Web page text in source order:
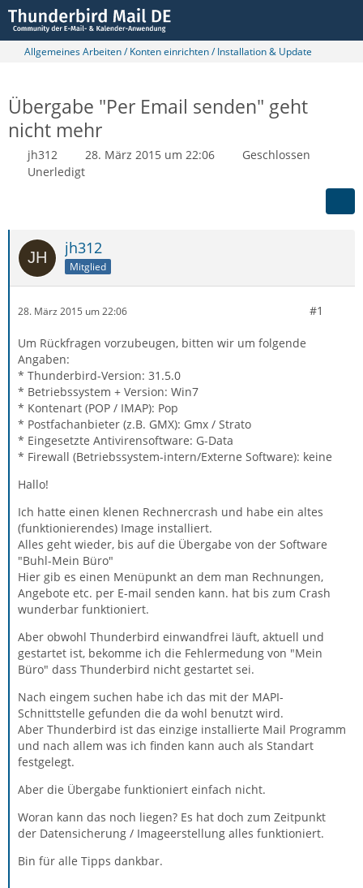
Allgemeines Arbeiten / Konten einrichten / Installation & Update
Übergabe "Per Email senden" geht
nicht mehr
jh312 28. März 2015 um 22:06
Geschlossen
Unerledigt
jh312
Mitglied
28. März 2015 um 22:06 #1
Um Rückfragen vorzubeugen, bitten wir um folgende
Angaben:
* Thunderbird-Version: 31.5.0
* Betriebssystem + Version: Win7
* Kontenart (POP / IMAP): Pop
* Postfachanbieter (z.B. GMX): Gmx / Strato
* Eingesetzte Antivirensoftware: G-Data
* Firewall (Betriebssystem-intern/Externe Software): keine
Hallo!
Ich hatte einen klenen Rechnercrash und habe ein altes
(funktionierendes) Image installiert.
Alles geht wieder, bis auf die Übergabe von der Software
"Buhl-Mein Büro"
Hier gib es einen Menüpunkt an dem man Rechnungen,
Angebote etc. per E-mail senden kann. hat bis zum Crash
wunderbar funktioniert.
Aber obwohl Thunderbird einwandfrei läuft, aktuell und
gestartet ist, bekomme ich die Fehlermedung von "Mein
Büro" dass Thunderbird nicht gestartet sei.
Nach eingem suchen habe ich das mit der MAPI-
Schnittstelle gefunden die da wohl benutzt wird.
Aber Thunderbird ist das einzige installierte Mail Programm
und nach allem was ich finden kann auch als Standart
festgelegt.
Aber die Übergabe funktioniert einfach nicht.
Woran kann das noch liegen? Es hat doch zum Zeitpunkt
der Datensicherung / Imageerstellung alles funktioniert.
Bin für alle Tipps dankbar.